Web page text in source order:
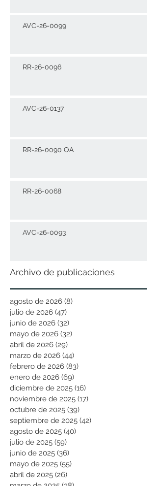
AVC-26-0099
RR-26-0096
AVC-26-0137
RR-26-0090 OA
RR-26-0068
AVC-26-0093
Archivo de publicaciones
agosto de 2026 (8)
julio de 2026 (47)
junio de 2026 (32)
mayo de 2026 (32)
abril de 2026 (29)
marzo de 2026 (44)
febrero de 2026 (83)
enero de 2026 (69)
diciembre de 2025 (16)
noviembre de 2025 (17)
octubre de 2025 (39)
septiembre de 2025 (42)
agosto de 2025 (40)
julio de 2025 (59)
junio de 2025 (36)
mayo de 2025 (55)
abril de 2025 (26)